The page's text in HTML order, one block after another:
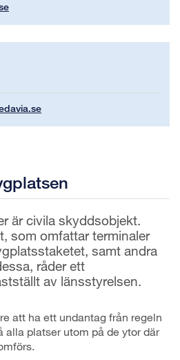
är civila skyddsobjekt.
som omfattar terminaler
samt andra
råder ett
av länsstyrelsen.
att ha ett undantag från regeln
alla platser utom på de ytor där